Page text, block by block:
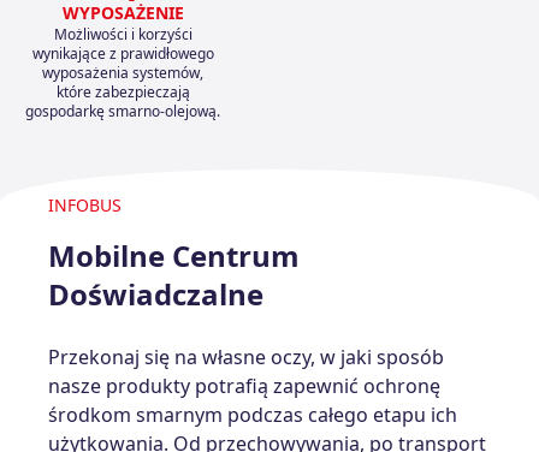
WYPOSAŻENIE
Możliwości i korzyści
wynikające z prawidłowego
wyposażenia systemów,
które zabezpieczają
gospodarkę smarno-olejową.
INFOBUS
Mobilne Centrum
Doświadczalne
Przekonaj się na własne oczy, w jaki sposób
nasze produkty potrafią zapewnić ochronę
środkom smarnym podczas całego etapu ich
użytkowania. Od przechowywania, po transport